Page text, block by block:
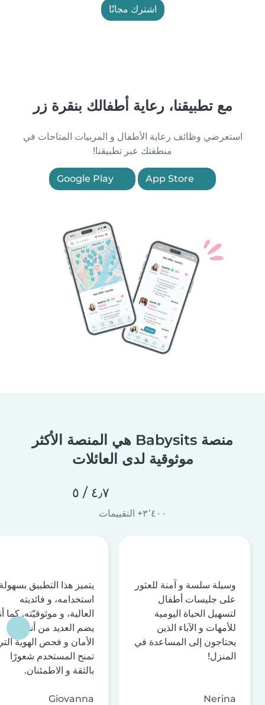
اشترك مجانًا
مع تطبيقنا، رعاية أطفالك بنقرة زر
استعرضي وظائف رعاية الأطفال و المربيات المتاحات في
منطقتك عبر تطبيقنا!
منصة Babysits هي المنصة الأكثر
موثوقية لدى العائلات
٤٫٧ / ٥
٣٬٤٠٠+ التقييمات
وسيلة سلسة و آمنة للعثور
على جليسات أطفال
لتسهيل الحياة اليومية
للأمهات و الآباء الذين
يحتاجون إلى المساعدة في
المنزل!
Nerina
يتميز هذا التطبيق
استخدامه، و فائديته
العالية، و موثوقيّته. كما
يضم العديد من أنظمة
الأمان و فحص الهوية
تمنح المستخدم شعورًا
بالثقة و الاطمئنان.
Giovanna